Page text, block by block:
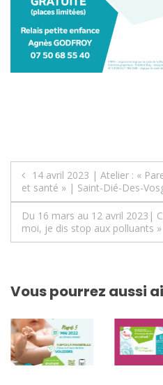
Navigation
de
l’article
14 avril 2023 | Atelier : «
et santé » | Saint-Dié-Des-
Du 16 mars au 12 avril 2023|
moi, je dis stop aux polluants »
Vous pourrez aussi